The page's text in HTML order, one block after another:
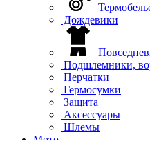
Дождевики
Подшлемники,
Перчатки
Гермосумки
Защита
Аксессуары
Шлемы
Мото